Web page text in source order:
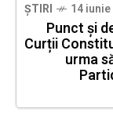
ȘTIRI 14
Punct și
Curții
urma